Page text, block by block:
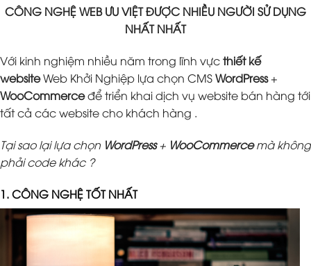
CÔNG NGHỆ WEB ƯU VIỆT ĐƯỢC NHIỀU NGƯỜI SỬ DỤNG
NHẤT NHẤT
Với kinh nghiệm nhiều năm trong lĩnh vựcthiết kế
websiteWeb Khởi Nghiệp lựa chọn CMSWordPress+
WooCommerceđể triển khai dịch vụ website bán hàng tới
tất cả các website cho khách hàng .
Tại sao lại lựa chọn WordPress+ WooCommercemà không
phải code khác ?
1. CÔNG NGHỆ TỐT NHẤT